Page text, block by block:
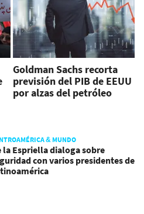
Goldman Sachs recorta
previsión del PIB de EEUU
por alzas del petróleo
& MUNDO
la Espriella dialoga sobre
con varios presidentes de